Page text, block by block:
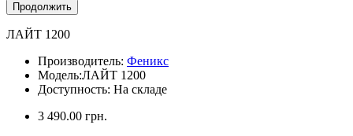
Продолжить
ЛАЙТ 1200
Производитель: Феникс
Модель:ЛАЙТ 1200
Доступность: На складе
3 490.00 грн.